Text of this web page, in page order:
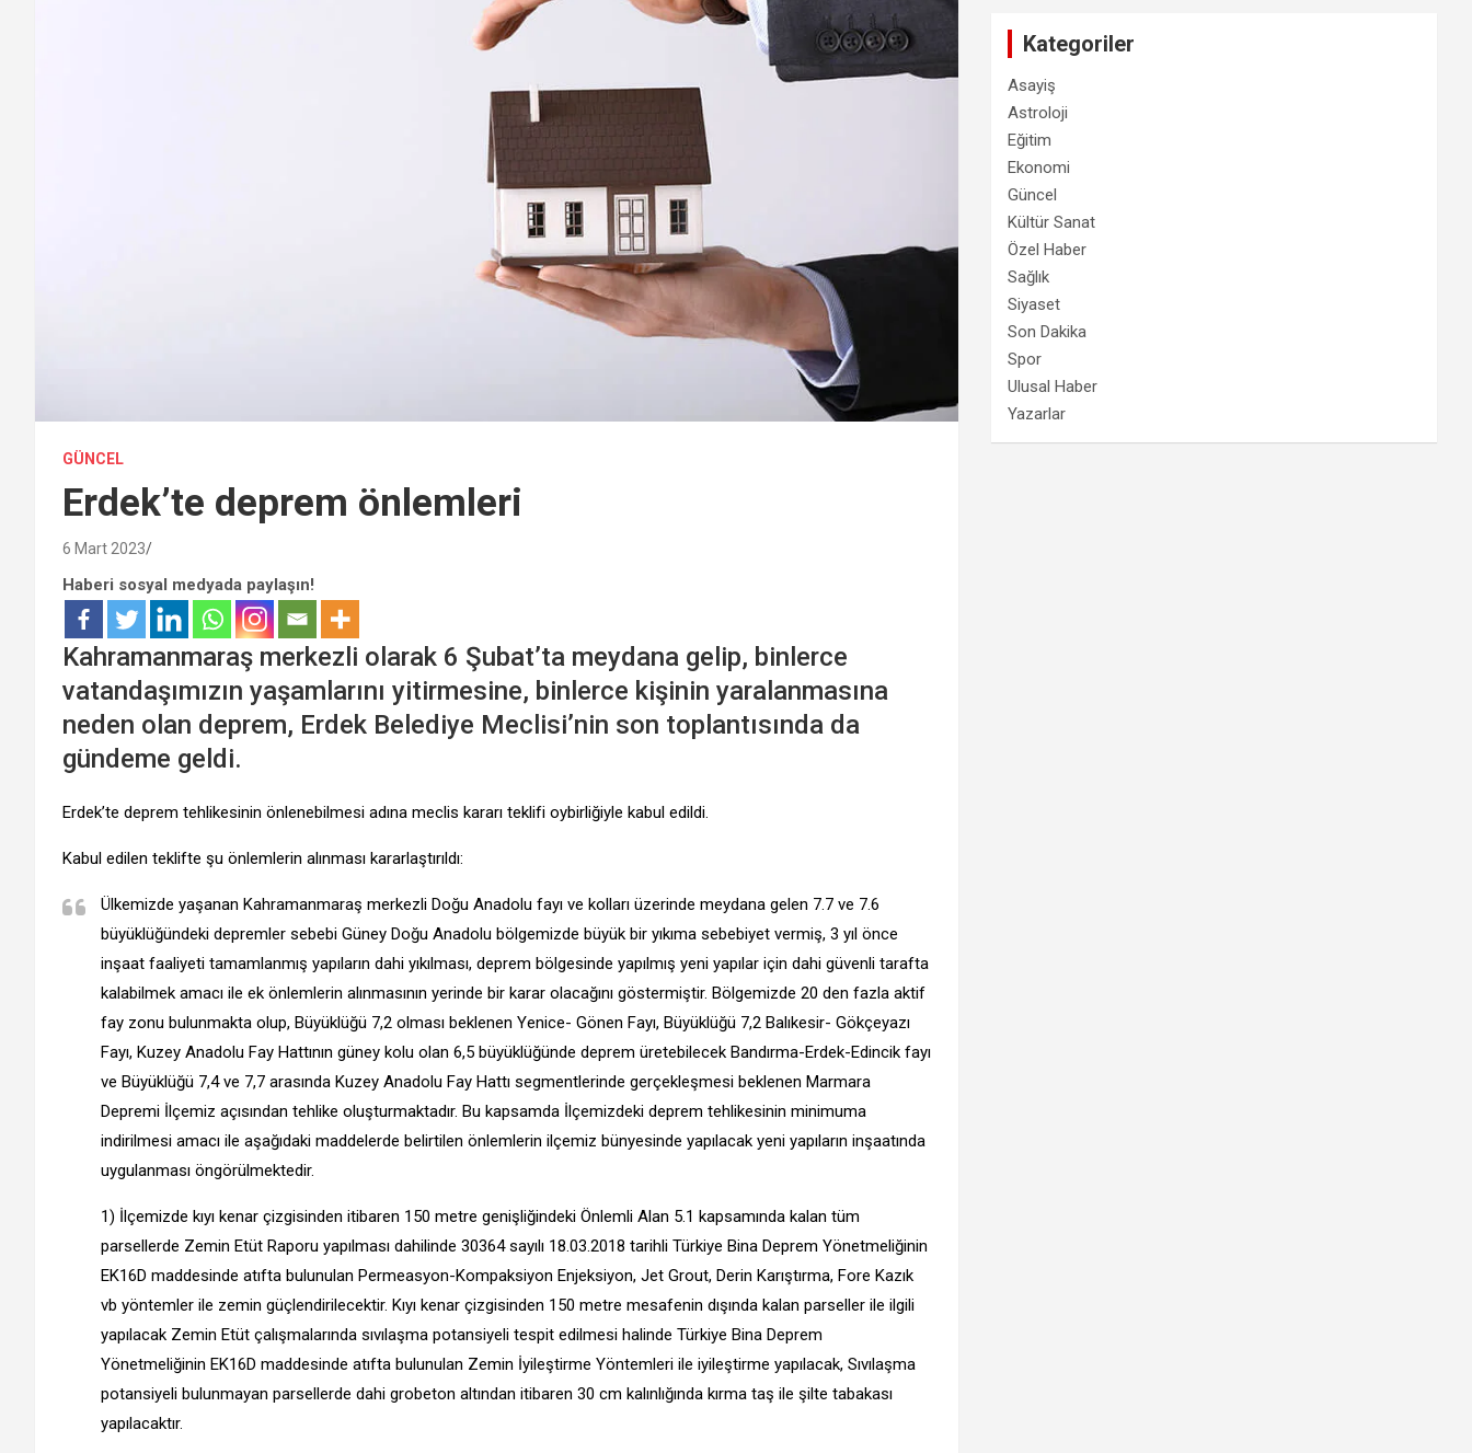
GÜNCEL
Erdek’te deprem önlemleri
6 Mart 2023
Haberi sosyal medyada paylaşın!
Kahramanmaraş merkezli olarak 6 Şubat’ta meydana gelip, binlerce
vatandaşımızın yaşamlarını yitirmesine, binlerce kişinin yaralanmasına
neden olan deprem, Erdek Belediye Meclisi’nin son toplantısında da
gündeme geldi.
Erdek’te deprem tehlikesinin önlenebilmesi adına meclis kararı teklifi oybirliğiyle kabul edildi.
Kabul edilen teklifte şu önlemlerin alınması kararlaştırıldı:
Ülkemizde yaşanan Kahramanmaraş merkezli Doğu Anadolu fayı ve kolları üzerinde meydana gelen 7.7 ve 7.6
büyüklüğündeki depremler sebebi Güney Doğu Anadolu bölgemizde büyük bir yıkıma sebebiyet vermiş, 3 yıl önce
inşaat faaliyeti tamamlanmış yapıların dahi yıkılması, deprem bölgesinde yapılmış yeni yapılar için dahi güvenli tarafta
kalabilmek amacı ile ek önlemlerin alınmasının yerinde bir karar olacağını göstermiştir. Bölgemizde 20 den fazla aktif
fay zonu bulunmakta olup, Büyüklüğü 7,2 olması beklenen Yenice- Gönen Fayı, Büyüklüğü 7,2 Balıkesir- Gökçeyazı
Fayı, Kuzey Anadolu Fay Hattının güney kolu olan 6,5 büyüklüğünde deprem üretebilecek Bandırma-Erdek-Edincik fayı
ve Büyüklüğü 7,4 ve 7,7 arasında Kuzey Anadolu Fay Hattı segmentlerinde gerçekleşmesi beklenen Marmara
Depremi İlçemiz açısından tehlike oluşturmaktadır. Bu kapsamda İlçemizdeki deprem tehlikesinin minimuma
indirilmesi amacı ile aşağıdaki maddelerde belirtilen önlemlerin ilçemiz bünyesinde yapılacak yeni yapıların inşaatında
uygulanması öngörülmektedir.
1) İlçemizde kıyı kenar çizgisinden itibaren 150 metre genişliğindeki Önlemli Alan 5.1 kapsamında kalan tüm
parsellerde Zemin Etüt Raporu yapılması dahilinde 30364 sayılı 18.03.2018 tarihli Türkiye Bina Deprem Yönetmeliğinin
EK16D maddesinde atıfta bulunulan Permeasyon-Kompaksiyon Enjeksiyon, Jet Grout, Derin Karıştırma, Fore Kazık
vb yöntemler ile zemin güçlendirilecektir. Kıyı kenar çizgisinden 150 metre mesafenin dışında kalan parseller ile ilgili
yapılacak Zemin Etüt çalışmalarında sıvılaşma potansiyeli tespit edilmesi halinde Türkiye Bina Deprem
Yönetmeliğinin EK16D maddesinde atıfta bulunulan Zemin İyileştirme Yöntemleri ile iyileştirme yapılacak, Sıvılaşma
potansiyeli bulunmayan parsellerde dahi grobeton altından itibaren 30 cm kalınlığında kırma taş ile şilte tabakası
yapılacaktır.
Kategoriler
Asayiş
Astroloji
Eğitim
Ekonomi
Güncel
Kültür Sanat
Özel Haber
Sağlık
Siyaset
Son Dakika
Spor
Ulusal Haber
Yazarlar